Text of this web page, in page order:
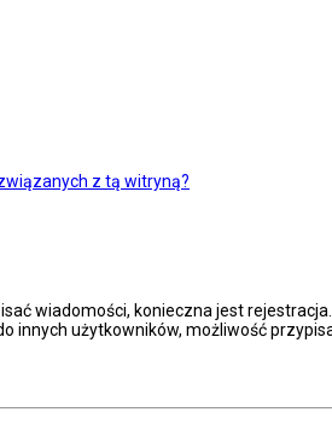
z tą witryną?
wiadomości, konieczna jest
innych użytkowników, możliwość